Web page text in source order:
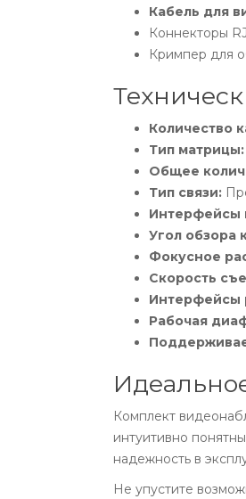
Кабель для
Коннекторы
Кримпер для
Количество
Тип матрицы:
Общее
Тип связи:
Интерфейсы
Угол обзора
Фокусное
Скорость
Интерфейсы
Рабочая
Комплект
интуитивно
надежность в
Не упустите